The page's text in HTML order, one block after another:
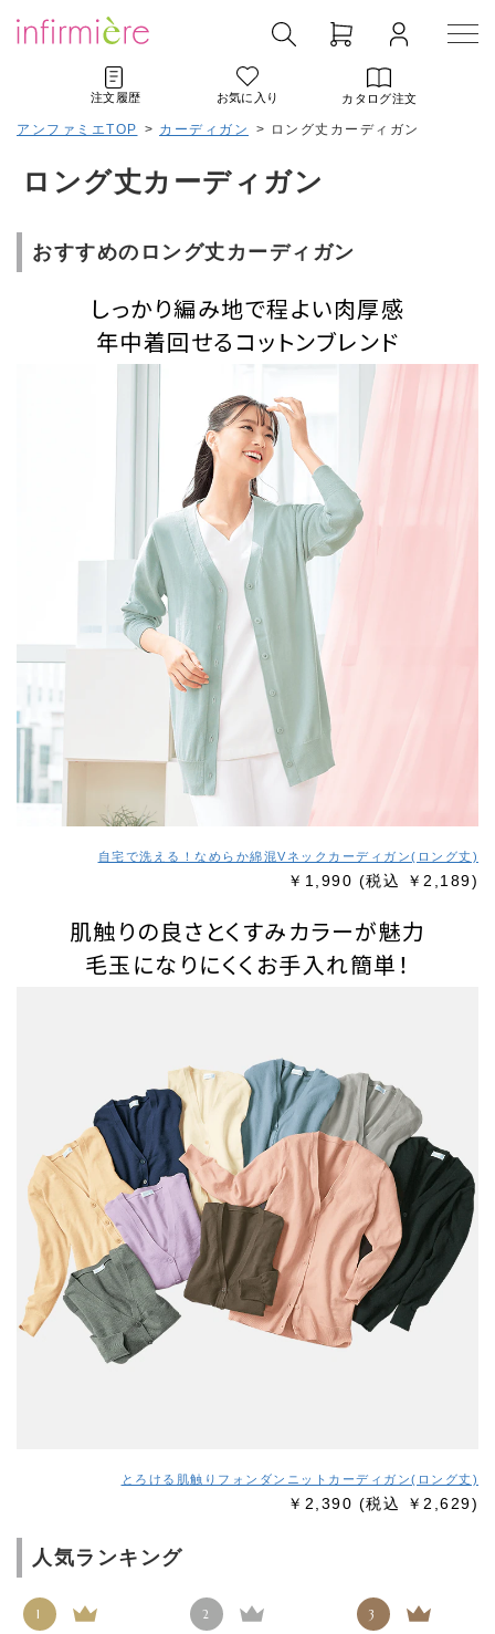
注文履歴 お気に入り カタログ注文
アンファミエTOP > カーディガン > ロング丈カーディガン
ロング丈カーディガン
おすすめのロング丈カーディガン
しっかり編み地で程よい肉厚感
年中着回せるコットンブレンド
自宅で洗える！なめらか綿混Vネックカーディガン(ロング丈)
￥1,990 (税込 ￥2,189)
肌触りの良さとくすみカラーが魅力
毛玉になりにくくお手入れ簡単！
とろける肌触りフォンダンニットカーディガン(ロング丈)
￥2,390 (税込 ￥2,629)
人気ランキング
1 2 3